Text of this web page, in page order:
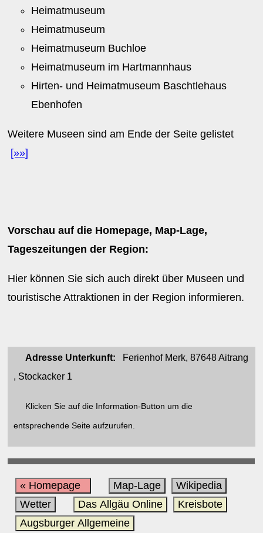
Heimatmuseum
Heimatmuseum
Heimatmuseum Buchloe
Heimatmuseum im Hartmannhaus
Hirten- und Heimatmuseum Baschtlehaus
Ebenhofen
Weitere Museen sind am Ende der Seite gelistet
[»»]
Vorschau auf die Homepage, Map-Lage,
Tageszeitungen der Region:
Hier können Sie sich auch direkt über Museen und
touristische Attraktionen in der Region informieren.
Adresse Unterkunft: Ferienhof Merk, 87648 Aitrang
, Stockacker 1
Klicken Sie auf die Information-Button um die
entsprechende Seite aufzurufen.